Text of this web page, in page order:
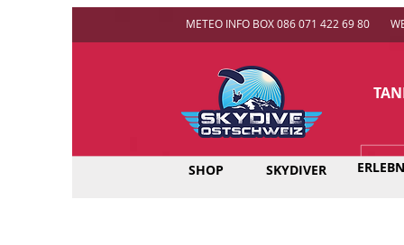
METEO INFO BOX 086 071 422 69 80
SHOP SKYDIVER